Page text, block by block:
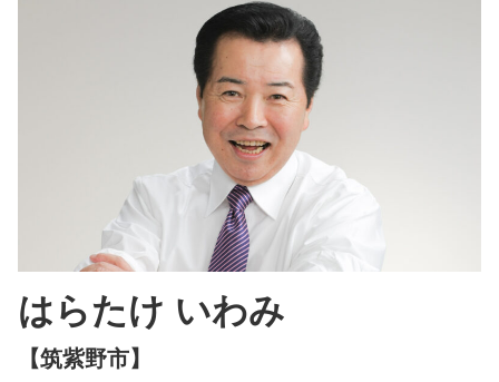
はらたけ いわみ
【筑紫野市】